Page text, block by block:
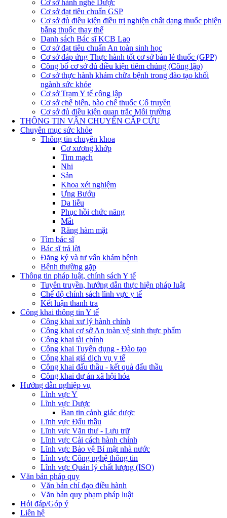
Cơ sở hành nghề Dược
Cơ sở đạt tiêu chuẩn GSP
Cơ sở đủ điều kiện điều trị nghiện chất dạng thuốc phiện
bằng thuốc thay thế
Danh sách Bác sĩ KCB Lao
Cơ sở đạt tiêu chuẩn An toàn sinh học
Cơ sở đáp ứng Thực hành tốt cơ sở bán lẻ thuốc (GPP)
Công bố cơ sở đủ điều kiện tiêm chủng (Công lập)
Cơ sở thực hành khám chữa bệnh trong đào tạo khối
ngành sức khỏe
Cơ sở Trạm Y tế công lập
Cơ sở chế biến, bào chế thuốc Cổ truyền
Cơ sở đủ điều kiện quan trắc Môi trường
THÔNG TIN VẬN CHUYỂN CẤP CỨU
Chuyên mục sức khỏe
Thông tin chuyên khoa
Cơ xương khớp
Tim mạch
Nhi
Sản
Khoa xét nghiệm
Ưng Bướu
Da liễu
Phục hồi chức năng
Mắt
Răng hàm mặt
Tìm bác sĩ
Bác sĩ trả lời
Đăng ký và tư vấn khám bệnh
Bệnh thường gặp
Thông tin pháp luật, chính sách Y tế
Tuyên truyền, hướng dẫn thực hiện pháp luật
Chế độ chính sách lĩnh vực y tế
Kết luận thanh tra
Công khai thông tin Y tế
Công khai xư lý hành chính
Công khai cơ sở An toàn vệ sinh thực phẩm
Công khai tài chính
Công khai Tuyển dụng - Đào tạo
Công khai giá dịch vụ y tế
Công khai đấu thầu - kết quả đấu thầu
Công khai dự án xã hội hóa
Hướng dẫn nghiệp vụ
Lĩnh vực Y
Lĩnh vực Dược
Ban tin cảnh giác dược
Lĩnh vực Đấu thầu
Lĩnh vực Văn thư - Lưu trữ
Lĩnh vực Cải cách hành chính
Lĩnh vực Bảo vệ Bí mật nhà nước
Lĩnh vực Công nghệ thông tin
Lĩnh vực Quản lý chất lượng (ISO)
Văn bản pháp quy
Văn bản chỉ đạo điều hành
Văn bản quy phạm pháp luật
Hỏi đáp/Góp ý
Liên hệ